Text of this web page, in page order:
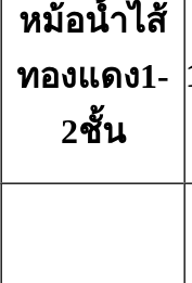
หม้อน้ำไส้
ทองแดง1-
2ชั้น